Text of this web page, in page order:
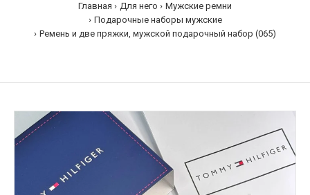
Главная Для него
Мужские ремни
Подарочные наборы мужские
Ремень и две пряжки, мужской подарочный набор (065)